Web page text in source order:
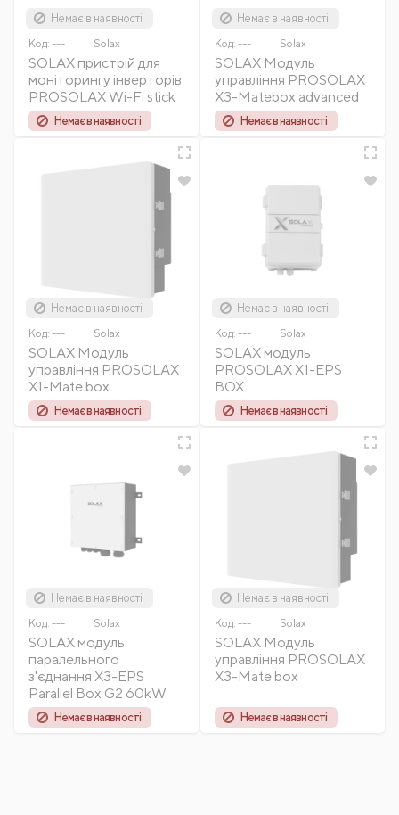
Немає в наявності
Код: --- Solax
SOLAX пристрій для
моніторингу інверторів
PROSOLAX Wi-Fi stick
Немає в наявності
Немає в наявності
Код: --- Solax
SOLAX Модуль
управління PROSOLAX
X3-Matebox advanced
Немає в наявності
Немає в наявності
Код: --- Solax
SOLAX Модуль
управління PROSOLAX
X1-Mate box
Немає в наявності
Немає в наявності
Код: --- Solax
SOLAX модуль
PROSOLAX X1-EPS
BOX
Немає в наявності
Немає в наявності
Код: --- Solax
SOLAX модуль
паралельного
з'єднання X3-EPS
Parallel Box G2 60kW
Немає в наявності
Немає в наявності
Код: --- Solax
SOLAX Модуль
управління PROSOLAX
X3-Mate box
Немає в наявності